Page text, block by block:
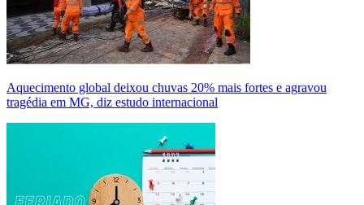
Aquecimento global deixou chuvas 20% mais fortes e agravou
tragédia em MG, diz estudo internacional